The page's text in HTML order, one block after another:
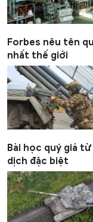
Forbes nêu tên
nhất thế giới
Bài học quý giá
dịch đặc biệt